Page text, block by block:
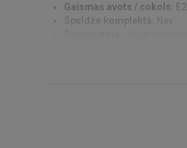
Gaismas avots / cokols:
Jā (ar